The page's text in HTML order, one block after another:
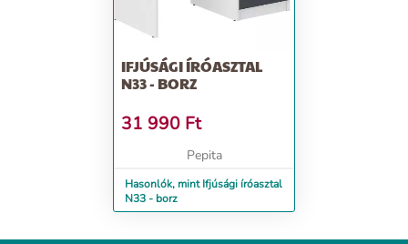
IFJÚSÁGI ÍRÓASZTAL
N33 - BORZ
31 990 Ft
Pepita
Hasonlók, mint Ifjúsági íróasztal
N33 - borz